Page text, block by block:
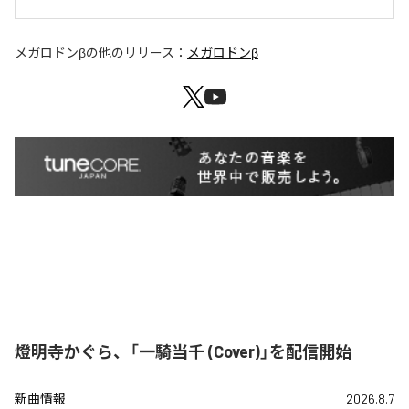
メガロドンβの他のリリース： メガロドンβ
燈明寺かぐら、「一騎当千 (Cover)」を配信開始
新曲情報 2026.8.7